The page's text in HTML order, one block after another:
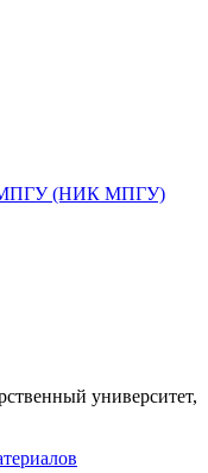
МПГУ (НИК МПГУ)
университет,